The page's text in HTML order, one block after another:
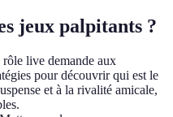
jeux palpitants ?
rôle live demande aux
pour découvrir qui est le
et à la rivalité amicale,